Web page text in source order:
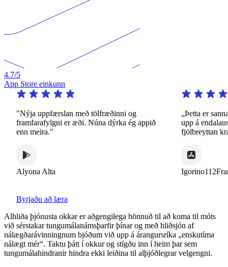
4.7/5
App Store einkunn
"Nýja uppfærslan með tölfræðinni og
framfarafylgni er æði. Núna dýrka ég appið
enn meira."
Alyona Alta
„Þetta er
upp á
fjölbreyttan
Byrjaðu að læra
Alhliða þjónusta okkar er aðgengilega hönnuð til að koma til móts
við sérstakar tungumálanámsþarfir þínar og með hliðsjón af
nálægðarávinningnum bjóðum við upp á árangursríka „enskutíma
nálægt mér“. Taktu þátt í okkur og stígðu inn í heim þar sem
tungumálahindranir hindra ekki leiðina til alþjóðlegrar velgengni.